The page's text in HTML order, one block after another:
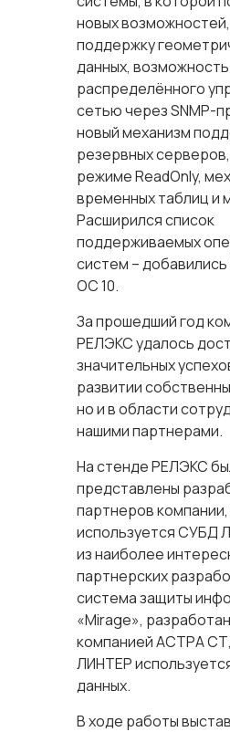
новых
поддержку
данных, возможность
распределённого
сетью через SNMP-
новый механизм
резервных
режиме ReadOnly,
временных таблиц и
Расширился список
поддерживаемых
систем – добавились
OC 10.
За прошедший год
РЕЛЭКС удалось
значительных
развитии
но и в области
нашими партнерами.
На стенде РЕЛЭКС
представлены
партнеров
используется СУБД
из наиболее
партнерских
система защиты
«Mirage»,
компанией АСТРА
ЛИНТЕР
данных.
В ходе работы